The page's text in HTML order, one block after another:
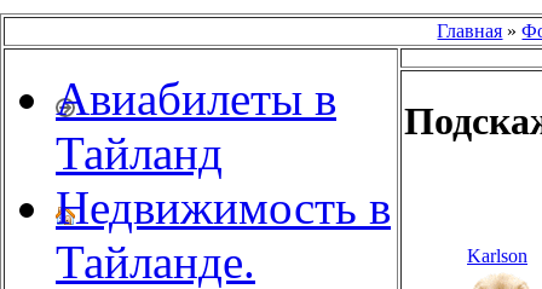
Главная »
Авиабилеты в
Тайланд
Недвижимость в
Тайланде.
Karlson